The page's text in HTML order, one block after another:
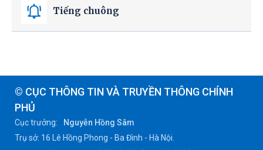
Tiếng chuông
© CỤC THÔNG TIN VÀ TRUYỀN THÔNG CHÍNH
PHỦ
Cục trưởng:
Nguyễn Hồng Sâm
Trụ sở: 16 Lê Hồng Phong - Ba Đình - Hà Nội.